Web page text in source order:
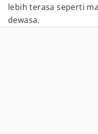
lebih terasa seperti
dewasa.